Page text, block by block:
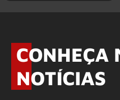
CONHEÇA
NOTÍCIAS